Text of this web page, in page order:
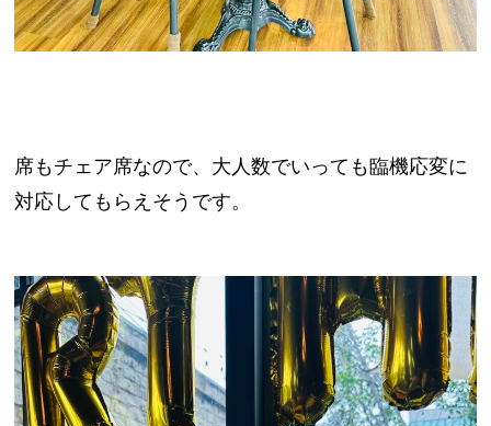
席もチェア席なので、大人数でいっても臨機応変に
対応してもらえそうです。